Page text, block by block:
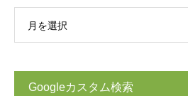
月を選択
Googleカスタム検索